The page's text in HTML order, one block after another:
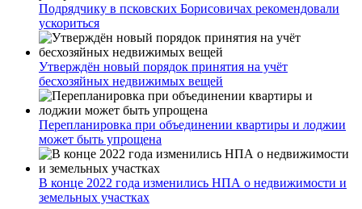
Подрядчику в псковских Борисовичах рекомендовали
ускориться
Утверждён новый порядок принятия на учёт
бесхозяйных недвижимых вещей
Перепланировка при объединении квартиры и лоджии
может быть упрощена
В конце 2022 года изменились НПА о недвижимости и
земельных участках